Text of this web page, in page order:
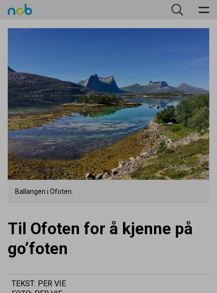
Ballangen i Ofoten.
Til Ofoten for å kjenne på
go’foten
TEKST: PER VIE